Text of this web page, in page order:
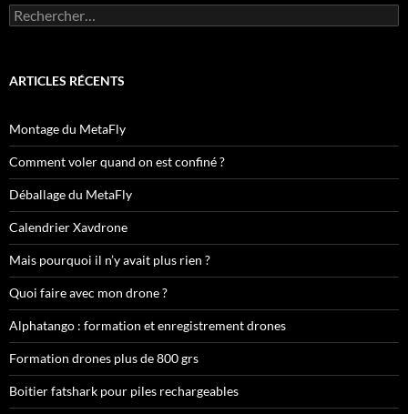
Rechercher :
ARTICLES RÉCENTS
Montage du MetaFly
Comment voler quand on est confiné ?
Déballage du MetaFly
Calendrier Xavdrone
Mais pourquoi il n’y avait plus rien ?
Quoi faire avec mon drone ?
Alphatango : formation et enregistrement drones
Formation drones plus de 800 grs
Boitier fatshark pour piles rechargeables